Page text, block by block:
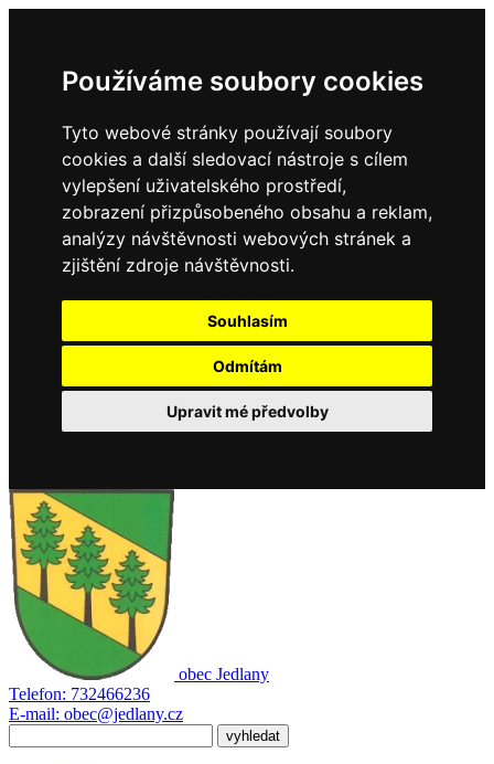
Používáme soubory cookies
Tyto webové stránky používají soubory
cookies a další sledovací nástroje s cílem
vylepšení uživatelského prostředí,
zobrazení přizpůsobeného obsahu a reklam,
analýzy návštěvnosti webových stránek a
zjištění zdroje návštěvnosti.
Souhlasím
Odmítám
Upravit mé předvolby
obec Jedlany
Telefon: 732466236
E-mail: obec@jedlany.cz